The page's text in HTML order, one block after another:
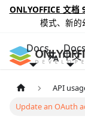
ONLYOFFICE 文档
模式、新的
Docs
中文
API
Update an OAuth